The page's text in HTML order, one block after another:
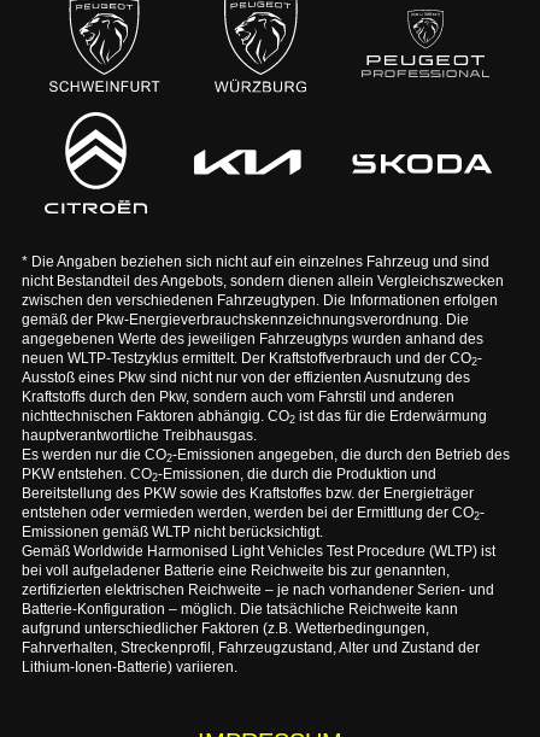
* Die Angaben beziehen sich nicht auf ein einzelnes Fahrzeug und sind
nicht Bestandteil des Angebots, sondern dienen allein Vergleichszwecken
zwischen den verschiedenen Fahrzeugtypen. Die Informationen erfolgen
gemäß der Pkw-Energieverbrauchskennzeichnungsverordnung. Die
angegebenen Werte des jeweiligen Fahrzeugtyps wurden anhand des
neuen WLTP-Testzyklus ermittelt. Der Kraftstoffverbrauch und der CO2-
Ausstoß eines Pkw sind nicht nur von der effizienten Ausnutzung des
Kraftstoffs durch den Pkw, sondern auch vom Fahrstil und anderen
nichttechnischen Faktoren abhängig. CO2ist das für die Erderwärmung
hauptverantwortliche Treibhausgas.
Es werden nur die CO2-Emissionen angegeben, die durch den Betrieb des
PKW entstehen. CO2-Emissionen, die durch die Produktion und
Bereitstellung des PKW sowie des Kraftstoffes bzw. der Energieträger
entstehen oder vermieden werden, werden bei der Ermittlung der CO2-
Emissionen gemäß WLTP nicht berücksichtigt.
Gemäß Worldwide Harmonised Light Vehicles Test Procedure (WLTP) ist
bei voll aufgeladener Batterie eine Reichweite bis zur genannten,
zertifizierten elektrischen Reichweite – je nach vorhandener Serien- und
Batterie-Konfiguration – möglich. Die tatsächliche Reichweite kann
aufgrund unterschiedlicher Faktoren (z.B. Wetterbedingungen,
Fahrverhalten, Streckenprofil, Fahrzeugzustand, Alter und Zustand der
Lithium-Ionen-Batterie) variieren.